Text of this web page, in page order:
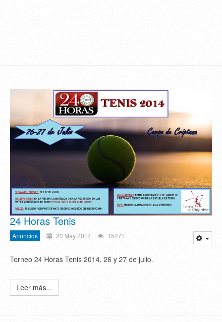
24 Horas Tenis
Anuncios 20 May 2014 15271
Torneo 24 Horas Tenis 2014, 26 y 27 de julio.
Leer más...